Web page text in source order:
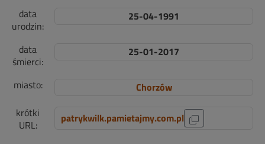
data
urodzin:
25-04-1991
data
śmierci:
25-01-2017
miasto:
Chorzów
krótki
URL:
patrykwilk.pamietajmy.com.pl